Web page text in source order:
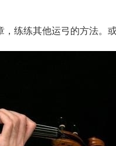
练练其他运弓的方法。